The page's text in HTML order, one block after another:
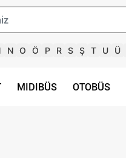
N O Ö P R S Ş T U Ü
MIDIBÜS OTOBÜS